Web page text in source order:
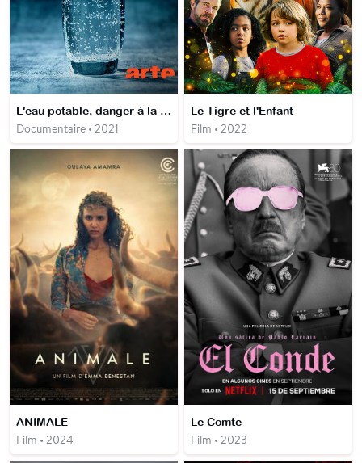
L'eau potable, danger à la source
Documentaire • 2021
Le Tigre et l'Enfant
Film • 2022
ANIMALE
Film • 2024
Le Comte
Film • 2023